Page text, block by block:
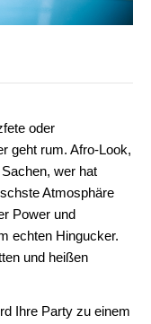
oder
geht rum. Afro-Look,
wer hat
Atmosphäre
Power und
echten Hingucker.
und heißen
Ihre Party zu einem